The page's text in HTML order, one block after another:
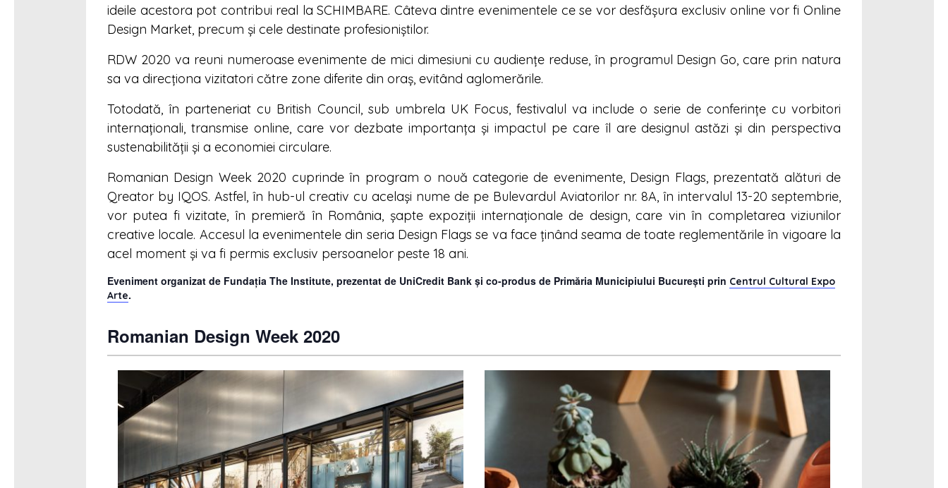
ideile acestora pot contribui real la SCHIMBARE. Câteva dintre evenimentele ce se vor desfășura exclusiv online vor fi Online
Design Market, precum și cele destinate profesioniștilor.
RDW 2020 va reuni numeroase evenimente de mici dimesiuni cu audiențe reduse, în programul Design Go, care prin natura
sa va direcționa vizitatori către zone diferite din oraș, evitând aglomerările.
Totodată, în parteneriat cu British Council, sub umbrela UK Focus, festivalul va include o serie de conferințe cu vorbitori
internaționali, transmise online, care vor dezbate importanța și impactul pe care îl are designul astăzi și din perspectiva
sustenabilității și a economiei circulare.
Romanian Design Week 2020 cuprinde în program o nouă categorie de evenimente, Design Flags, prezentată alături de
Qreator by IQOS. Astfel, în hub-ul creativ cu același nume de pe Bulevardul Aviatorilor nr. 8A, în intervalul 13-20 septembrie,
vor putea fi vizitate, în premieră în România, șapte expoziții internaționale de design, care vin în completarea viziunilor
creative locale. Accesul la evenimentele din seria Design Flags se va face ținând seama de toate reglementările în vigoare la
acel moment și va fi permis exclusiv persoanelor peste 18 ani.
Eveniment organizat de Fundația The Institute, prezentat de UniCredit Bank și co-produs de Primăria Municipiului București prin Centrul Cultural Expo
Arte.
Romanian Design Week 2020